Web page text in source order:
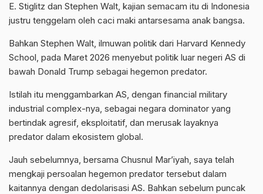
E. Stiglitz dan Stephen Walt, kajian semacam itu di Indonesia
justru tenggelam oleh caci maki antarsesama anak bangsa.
Bahkan Stephen Walt, ilmuwan politik dari Harvard Kennedy
School, pada Maret 2026 menyebut politik luar negeri AS di
bawah Donald Trump sebagai hegemon predator.
Istilah itu menggambarkan AS, dengan financial military
industrial complex-nya, sebagai negara dominator yang
bertindak agresif, eksploitatif, dan merusak layaknya
predator dalam ekosistem global.
Jauh sebelumnya, bersama Chusnul Mar’iyah, saya telah
mengkaji persoalan hegemon predator tersebut dalam
kaitannya dengan dedolarisasi AS. Bahkan sebelum puncak